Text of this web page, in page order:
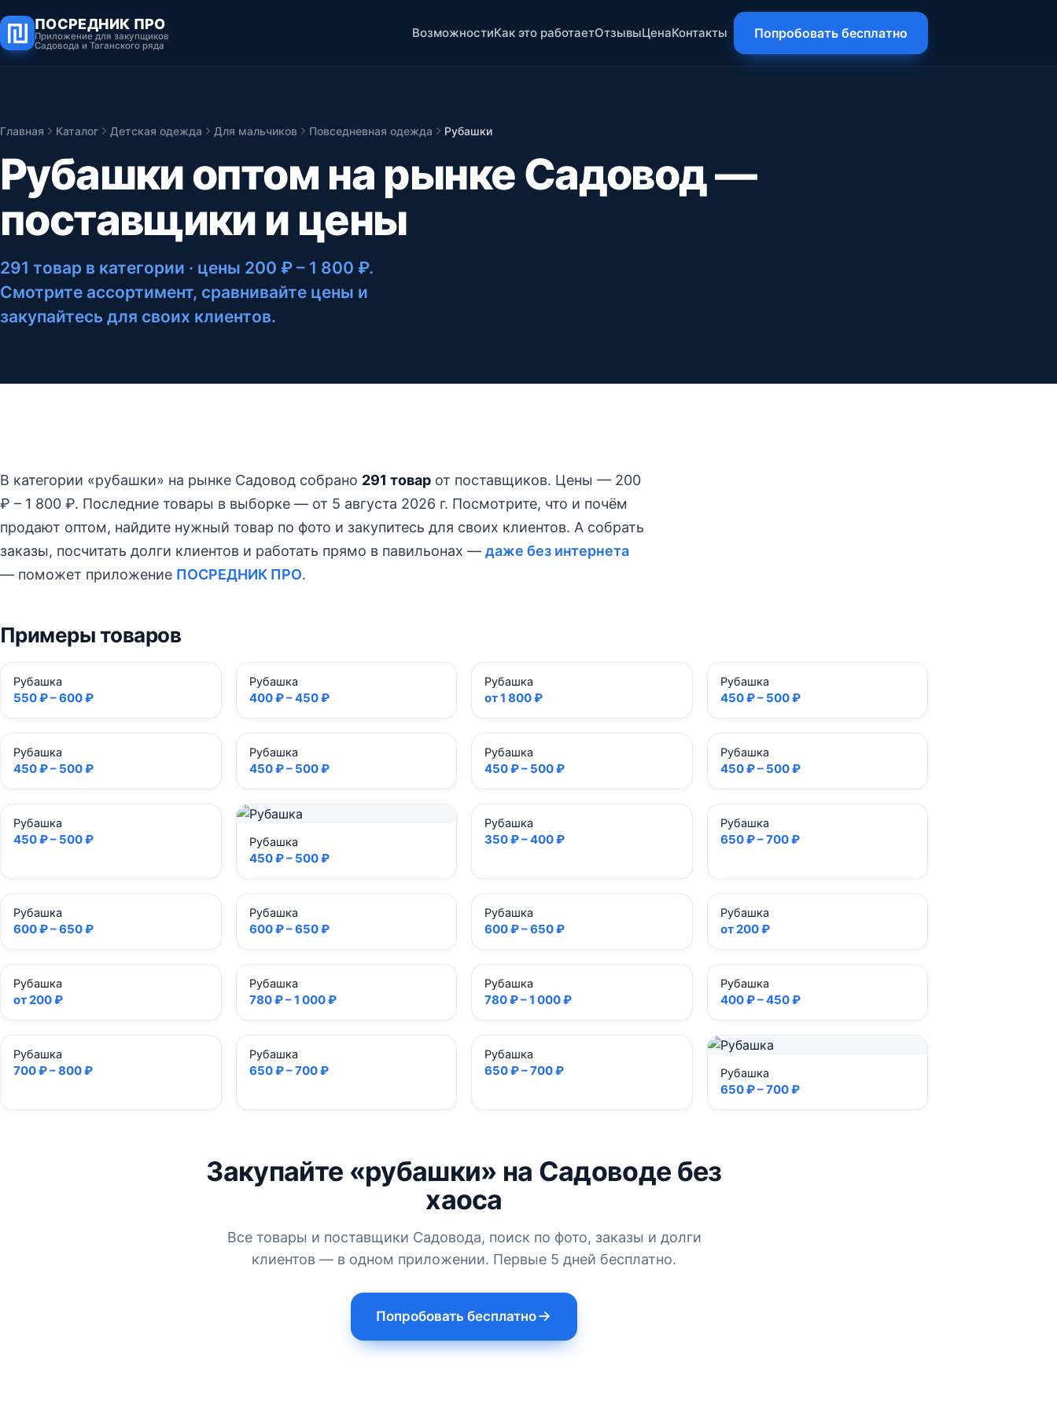
ПОСРЕДНИК ПРО
Приложение для закупщиков
Садовода и Таганского ряда
ВозможностиКак это работаетОтзывыЦенаКонтакты Попробовать бесплатно
Главная Каталог Детская одежда Для мальчиков Повседневная одежда Рубашки
Рубашки оптом на рынке Садовод —
поставщики и цены
291 товар в категории · цены 200 ₽ – 1 800 ₽.
Смотрите ассортимент, сравнивайте цены и
закупайтесь для своих клиентов.
В категории «рубашки» на рынке Садовод собрано 291 товар от поставщиков. Цены — 200
₽ – 1 800 ₽. Последние товары в выборке — от 5 августа 2026 г. Посмотрите, что и почём
продают оптом, найдите нужный товар по фото и закупитесь для своих клиентов. А собрать
заказы, посчитать долги клиентов и работать прямо в павильонах — даже без интернета
— поможет приложение ПОСРЕДНИК ПРО.
Примеры товаров
Рубашка
550 ₽ – 600 ₽
Рубашка
400 ₽ – 450 ₽
Рубашка
от 1 800 ₽
Рубашка
450 ₽ – 500 ₽
Рубашка
450 ₽ – 500 ₽
Рубашка
450 ₽ – 500 ₽
Рубашка
450 ₽ – 500 ₽
Рубашка
450 ₽ – 500 ₽
Рубашка
450 ₽ – 500 ₽ Рубашка
450 ₽ – 500 ₽
Рубашка
350 ₽ – 400 ₽
Рубашка
650 ₽ – 700 ₽
Рубашка
600 ₽ – 650 ₽
Рубашка
600 ₽ – 650 ₽
Рубашка
600 ₽ – 650 ₽
Рубашка
от 200 ₽
Рубашка
от 200 ₽
Рубашка
780 ₽ – 1 000 ₽
Рубашка
780 ₽ – 1 000 ₽
Рубашка
400 ₽ – 450 ₽
Рубашка
700 ₽ – 800 ₽
Рубашка
650 ₽ – 700 ₽
Рубашка
650 ₽ – 700 ₽ Рубашка
650 ₽ – 700 ₽
Закупайте «рубашки» на Садоводе без
хаоса
Все товары и поставщики Садовода, поиск по фото, заказы и долги
клиентов — в одном приложении. Первые 5 дней бесплатно.
Попробовать бесплатно